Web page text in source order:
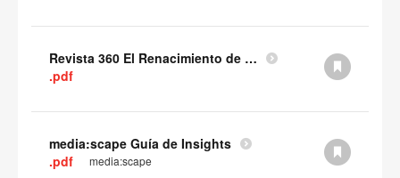
Revista 360 El Renacimiento de la oficina
.pdf
media:scape Guía de Insights
.pdf
media:scape